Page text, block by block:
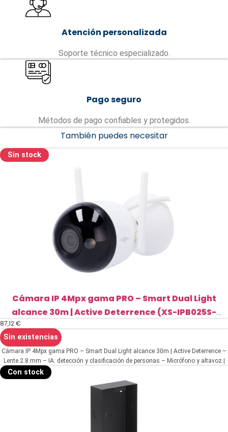
Atención personalizada
Soporte técnico especializado.
Pago seguro
Métodos de pago confiables y protegidos.
También puedes necesitar
Sin stock
Cámara IP 4Mpx gama PRO – Smart Dual Light
alcance 30m | Active Deterrence (XS-IPB025S-
4PW-TIOC)
87,12€
Sin existencias
Cámara IP 4Mpx gama PRO – Smart Dual Light alcance 30m | Active Deterrence –
Lente 2.8 mm – IA: detección y clasificación de personas – Micrófono y altavoz |
MicroSD – Wifi IEEE802.11b/g/n | Impermeable IP67
Con stock